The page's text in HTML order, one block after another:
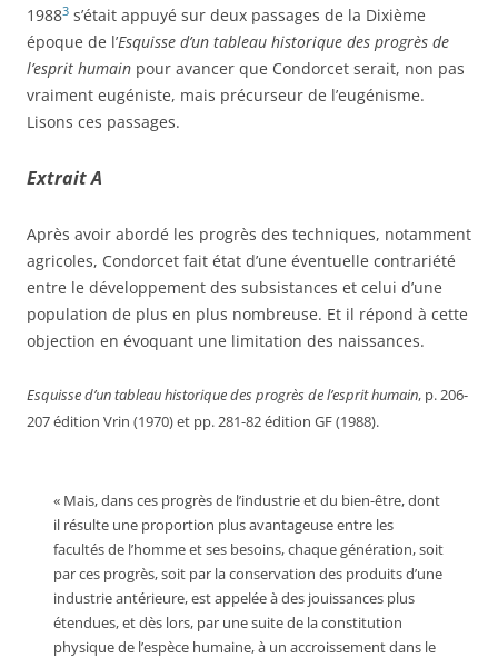
19883 s’était appuyé sur deux passages de la Dixième
époque de l’Esquisse d’un tableau historique des progrès de
l’esprit humain pour avancer que Condorcet serait, non pas
vraiment eugéniste, mais précurseur de l’eugénisme.
Lisons ces passages.
Extrait A
Après avoir abordé les progrès des techniques, notamment
agricoles, Condorcet fait état d’une éventuelle contrariété
entre le développement des subsistances et celui d’une
population de plus en plus nombreuse. Et il répond à cette
objection en évoquant une limitation des naissances.
Esquisse d’un tableau historique des progrès de l’esprit humain, p. 206-
207 édition Vrin (1970) et pp. 281-82 édition GF (1988).
« Mais, dans ces progrès de l’industrie et du bien-être, dont
il résulte une proportion plus avantageuse entre les
facultés de l’homme et ses besoins, chaque génération, soit
par ces progrès, soit par la conservation des produits d’une
industrie antérieure, est appelée à des jouissances plus
étendues, et dès lors, par une suite de la constitution
physique de l’espèce humaine, à un accroissement dans le